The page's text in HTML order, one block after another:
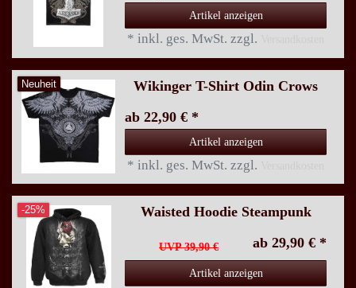
Artikel anzeigen
* inkl. ges. MwSt. zzgl.
Neuheit
Wikinger T-Shirt Odin Crows
ab 22,90 € *
Artikel anzeigen
* inkl. ges. MwSt. zzgl.
-25% Waisted Hoodie Steampunk
UVP 39,90 € ab 29,90 € *
Artikel anzeigen